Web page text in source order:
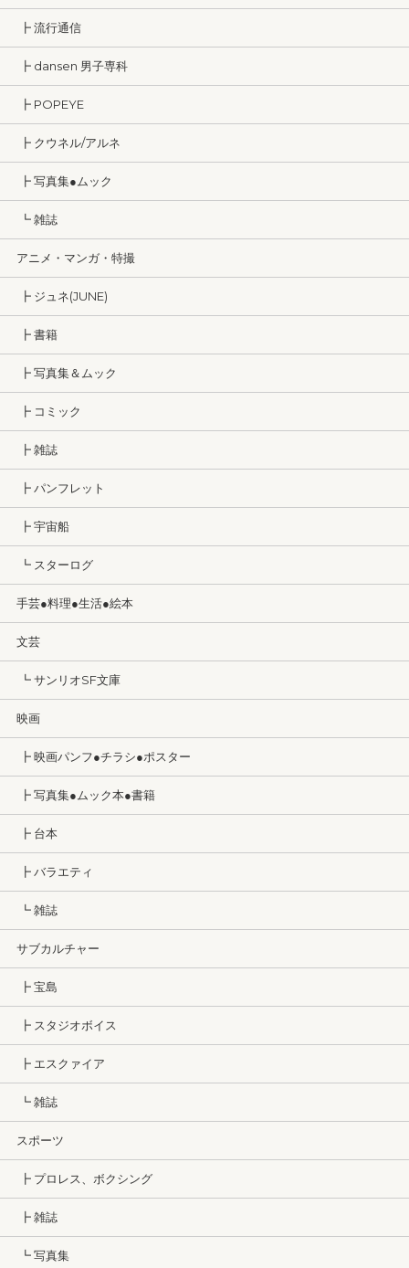
┣ 流行通信
┣ dansen 男子専科
┣ POPEYE
┣ クウネル/アルネ
┣ 写真集●ムック
┗ 雑誌
アニメ・マンガ・特撮
┣ ジュネ(JUNE)
┣ 書籍
┣ 写真集＆ムック
┣ コミック
┣ 雑誌
┣ パンフレット
┣ 宇宙船
┗ スターログ
手芸●料理●生活●絵本
文芸
┗ サンリオSF文庫
映画
┣ 映画パンフ●チラシ●ポスター
┣ 写真集●ムック本●書籍
┣ 台本
┣ バラエティ
┗ 雑誌
サブカルチャー
┣ 宝島
┣ スタジオボイス
┣ エスクァイア
┗ 雑誌
スポーツ
┣ プロレス、ボクシング
┣ 雑誌
┗ 写真集